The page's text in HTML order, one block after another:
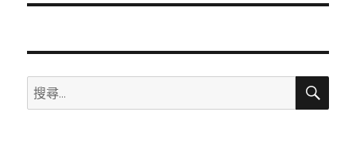
文
搜
尋
搜